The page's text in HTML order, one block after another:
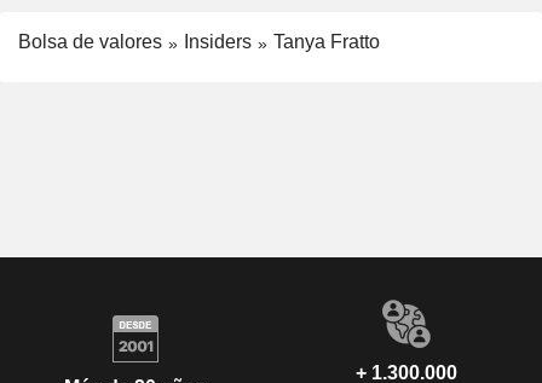
Bolsa de valores Insiders Tanya Fratto
+ 1.300.000